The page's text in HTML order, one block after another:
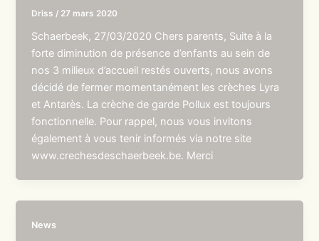
Driss / 27 mars 2020
Schaerbeek, 27/03/2020 Chers parents, Suite à la
forte diminution de présence d’enfants au sein de
nos 3 milieux d’accueil restés ouverts, nous avons
décidé de fermer momentanément les crèches Lyra
et Antarès. La crèche de garde Pollux est toujours
fonctionnelle. Pour rappel, nous vous invitons
également à vous tenir informés via notre site
www.crechesdeschaerbeek.be. Merci
News